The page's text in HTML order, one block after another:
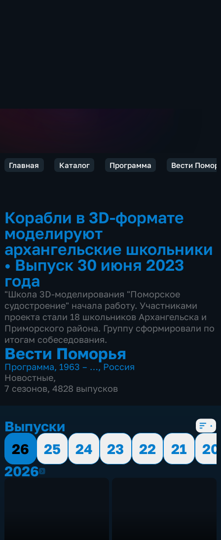
Главная Каталог Программа Вести
Корабли в 3D-формате
моделируют
архангельские школьники
•Выпуск 30 июня 2023
года
"Школа 3D-моделирования "Поморское
судостроение" начала работу. Участниками
проекта стали 18 школьников Архангельска и
Приморского района. Группу сформировали по
итогам собеседования.
Вести Поморья
Программа, 1963 – …, Россия
Новостные,
7 сезонов, 4828 выпусков
Выпуски
26
25 24 23 22 21
20
20262026